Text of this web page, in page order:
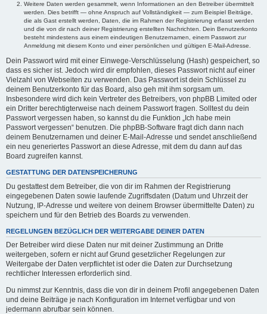
Weitere Daten werden gesammelt, wenn Informationen an den Betreiber übermittelt
werden. Dies betrifft — ohne Anspruch auf Vollständigkeit — zum Beispiel Beiträge,
die als Gast erstellt werden, Daten, die im Rahmen der Registrierung erfasst werden
und die von dir nach deiner Registrierung erstellten Nachrichten. Dein Benutzerkonto
besteht mindestens aus einem eindeutigen Benutzernamen, einem Passwort zur
Anmeldung mit diesem Konto und einer persönlichen und gültigen E-Mail-Adresse.
Dein Passwort wird mit einer Einwege-Verschlüsselung (Hash) gespeichert, so
dass es sicher ist. Jedoch wird dir empfohlen, dieses Passwort nicht auf einer
Vielzahl von Webseiten zu verwenden. Das Passwort ist dein Schlüssel zu
deinem Benutzerkonto für das Board, also geh mit ihm sorgsam um.
Insbesondere wird dich kein Vertreter des Betreibers, von phpBB Limited oder
ein Dritter berechtigterweise nach deinem Passwort fragen. Solltest du dein
Passwort vergessen haben, so kannst du die Funktion „Ich habe mein
Passwort vergessen“ benutzen. Die phpBB-Software fragt dich dann nach
deinem Benutzernamen und deiner E-Mail-Adresse und sendet anschließend
ein neu generiertes Passwort an diese Adresse, mit dem du dann auf das
Board zugreifen kannst.
GESTATTUNG DER DATENSPEICHERUNG
Du gestattest dem Betreiber, die von dir im Rahmen der Registrierung
eingegebenen Daten sowie laufende Zugriffsdaten (Datum und Uhrzeit der
Nutzung, IP-Adresse und weitere von deinem Browser übermittelte Daten) zu
speichern und für den Betrieb des Boards zu verwenden.
REGELUNGEN BEZÜGLICH DER WEITERGABE DEINER DATEN
Der Betreiber wird diese Daten nur mit deiner Zustimmung an Dritte
weitergeben, sofern er nicht auf Grund gesetzlicher Regelungen zur
Weitergabe der Daten verpflichtet ist oder die Daten zur Durchsetzung
rechtlicher Interessen erforderlich sind.
Du nimmst zur Kenntnis, dass die von dir in deinem Profil angegebenen Daten
und deine Beiträge je nach Konfiguration im Internet verfügbar und von
jedermann abrufbar sein können.